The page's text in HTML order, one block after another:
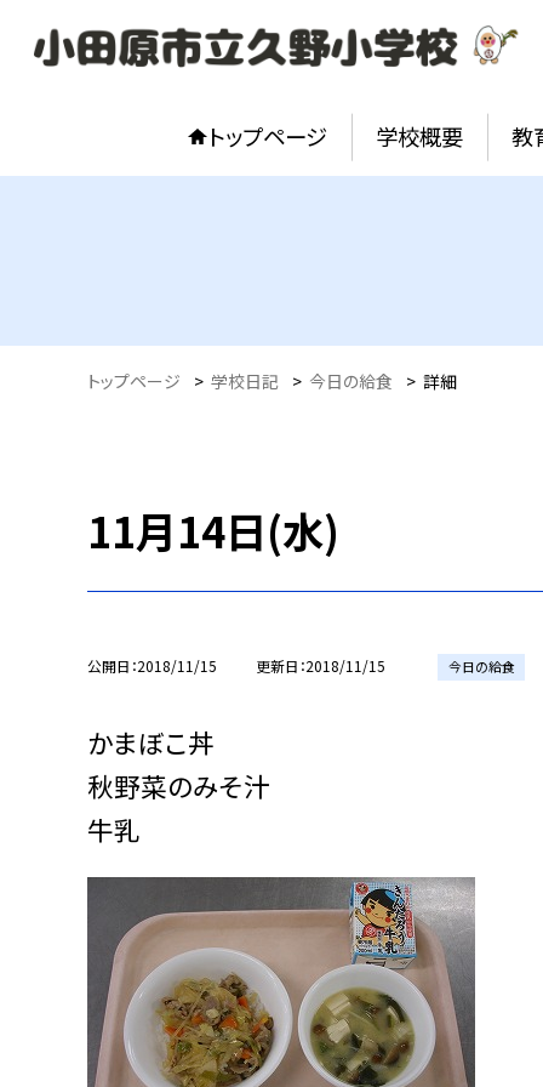
トップページ 学校概要 教
トップページ > 学校日記 > 今日の給食 > 詳細
11月14日(水)
公開日 2018/11/15 更新日 2018/11/15 今日の給食
かまぼこ丼
秋野菜のみそ汁
牛乳